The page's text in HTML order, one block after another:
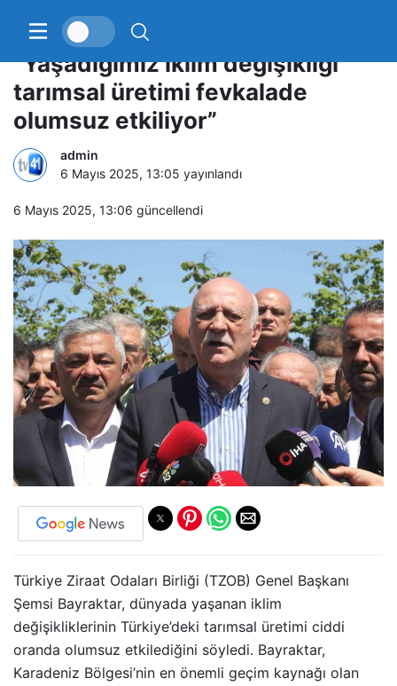
TZOB Genel Başkanı Bayraktar:
“Yaşadığımız iklim değişikliği
tarımsal üretimi fevkalade
olumsuz etkiliyor”
admin
6 Mayıs 2025, 13:05 yayınlandı
6 Mayıs 2025, 13:06 güncellendi
Türkiye Ziraat Odaları Birliği (TZOB) Genel Başkanı
Şemsi Bayraktar, dünyada yaşanan iklim
değişikliklerinin Türkiye’deki tarımsal üretimi ciddi
oranda olumsuz etkilediğini söyledi. Bayraktar,
Karadeniz Bölgesi’nin en önemli geçim kaynağı olan